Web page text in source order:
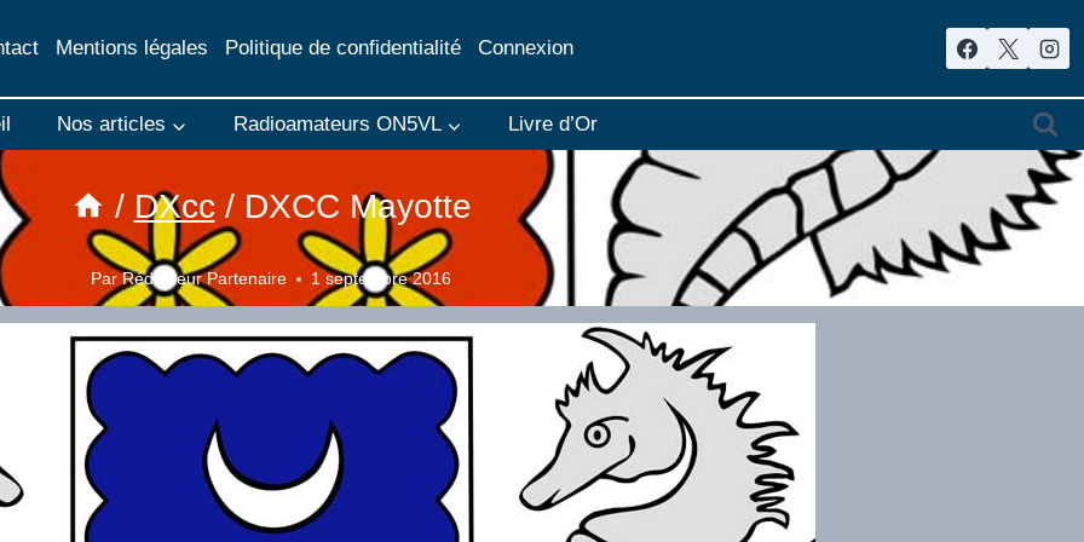
Mentions légales Politique de confidentialité Connexion
Nos articles Radioamateurs ON5VL Livre d’Or
/ DXcc / DXCC Mayotte
Par Rédacteur Partenaire 1 septembre 2016